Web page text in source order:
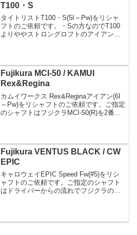
T100・S
タイトリストT100・S(5I～Pw)をリシャ
フトのご依頼です。・Sの方なのでT100
よりややストロングロフトのアイアンで
Fujikura MCI-50 / KAMUI
Rex&Regina
カムイワークス Rex&Reginaアイアン(6I
～Pw)をリシャフトのご依頼です。ご指定
のシャフトはフジクラMCI-50(R)を2番手
Fujikura VENTUS BLACK / CW
EPIC
キャロウェイEPIC Speed Fw(#5)をリシ
ャフトのご依頼です。ご指定のシャフト
はドライバーからの流れでフジクラのベ